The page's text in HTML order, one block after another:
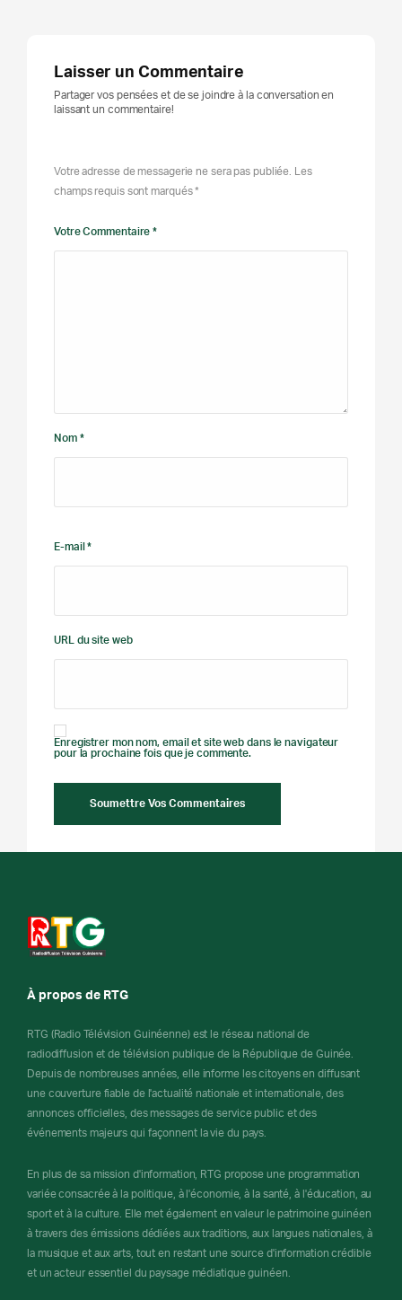
Laisser un Commentaire
Partager vos pensées et de se joindre à la conversation en
laissant un commentaire!
Votre adresse de messagerie ne sera pas publiée. Les
champs requis sont marqués *
Votre Commentaire *
Nom *
E-mail *
URL du site web
Enregistrer mon nom, email et site web dans le navigateur
pour la prochaine fois que je commente.
À propos de RTG
RTG (Radio Télévision Guinéenne) est le réseau national de
radiodiffusion et de télévision publique de la République de Guinée.
Depuis de nombreuses années, elle informe les citoyens en diffusant
une couverture fiable de l'actualité nationale et internationale, des
annonces officielles, des messages de service public et des
événements majeurs qui façonnent la vie du pays.
En plus de sa mission d'information, RTG propose une programmation
variée consacrée à la politique, à l'économie, à la santé, à l'éducation, au
sport et à la culture. Elle met également en valeur le patrimoine guinéen
à travers des émissions dédiées aux traditions, aux langues nationales, à
la musique et aux arts, tout en restant une source d'information crédible
et un acteur essentiel du paysage médiatique guinéen.